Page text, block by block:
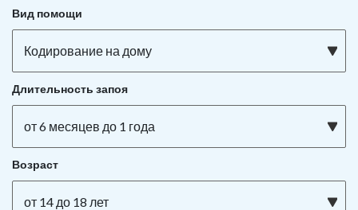
Вид помощи
Кодирование на дому
Длительность запоя
от 6 месяцев до 1 года
Возраст
от 14 до 18 лет